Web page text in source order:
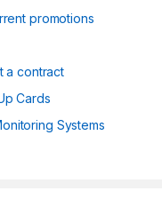
promotions
a contract
Cards
Systems